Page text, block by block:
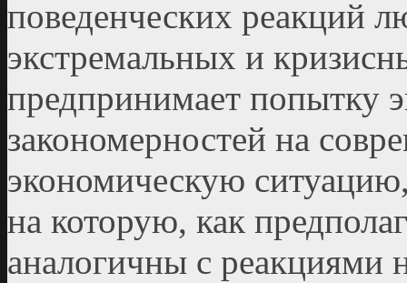
поведенческих реакций
экстремальных и
предпринимает попытку
закономерностей на
экономическую
на которую, как
аналогичны с реакциями